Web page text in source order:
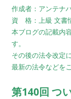
作成者：アンテナ
資 格：上級 文書
本ブログの記載内
す。
その後の法令改定
最新の法令などを
第140回 つ